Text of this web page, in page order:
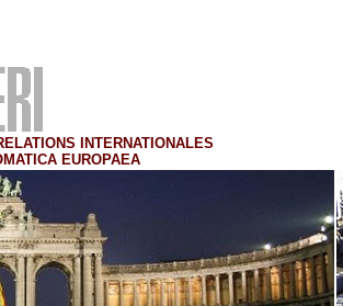
INTERNATIONALES
EUROPAEA